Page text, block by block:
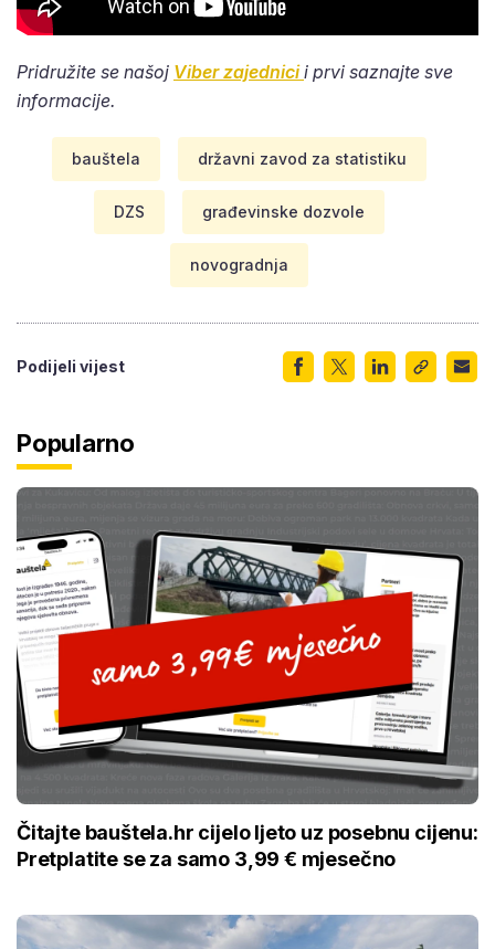
Pridružite se našoj Viber zajednicii prvi saznajte sve
informacije.
bauštela državni zavod za statistiku
DZS građevinske dozvole
novogradnja
Podijeli vijest
Popularno
Čitajte bauštela.hr cijelo ljeto uz posebnu cijenu:
Pretplatite se za samo 3,99 € mjesečno